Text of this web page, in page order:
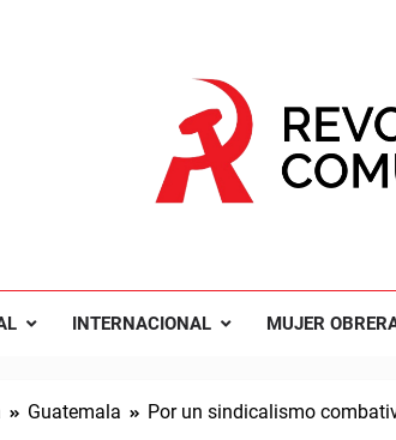
INTERNACIONAL MUJER
Guatemala Por un sindicalismo